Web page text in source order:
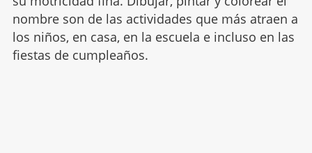
nombre son de las actividades que más atraen a
los niños, en casa, en la escuela e incluso en las
fiestas de cumpleaños.